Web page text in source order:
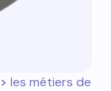
> les métiers de